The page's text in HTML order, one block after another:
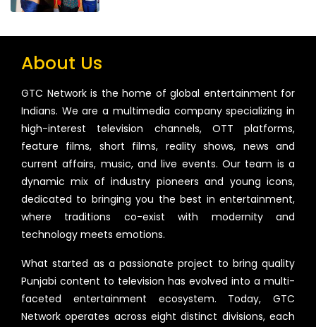
About Us
GTC Network is the home of global entertainment for
Indians. We are a multimedia company specializing in
high-interest television channels, OTT platforms,
feature films, short films, reality shows, news and
current affairs, music, and live events. Our team is a
dynamic mix of industry pioneers and young icons,
dedicated to bringing you the best in entertainment,
where traditions co-exist with modernity and
technology meets emotions.
What started as a passionate project to bring quality
Punjabi content to television has evolved into a multi-
faceted entertainment ecosystem. Today, GTC
Network operates across eight distinct divisions, each